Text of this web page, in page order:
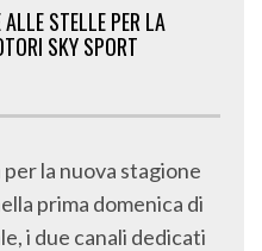
STELLE PER LA
SKY SPORT
la nuova stagione
prima domenica di
i due canali dedicati